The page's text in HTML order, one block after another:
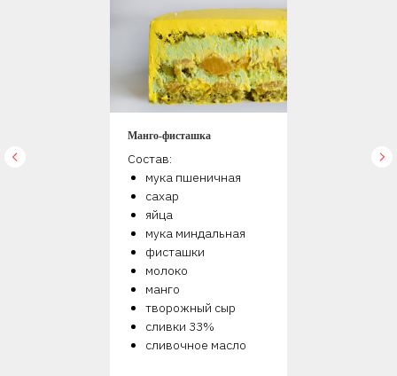
Манго-фисташка
Состав:
мука пшеничная
сахар
яйца
мука миндальная
фисташки
молоко
манго
творожный сыр
сливки 33%
сливочное масло